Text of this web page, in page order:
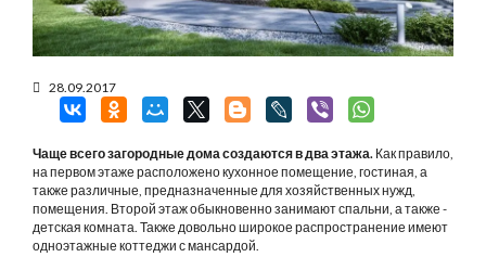
28.09.2017
Чаще всего загородные дома создаются в два этажа. Как правило,
на первом этаже расположено кухонное помещение, гостиная, а
также различные, предназначенные для хозяйственных нужд,
помещения. Второй этаж обыкновенно занимают спальни, а также -
детская комната. Также довольно широкое распространение имеют
одноэтажные коттеджи с мансардой.